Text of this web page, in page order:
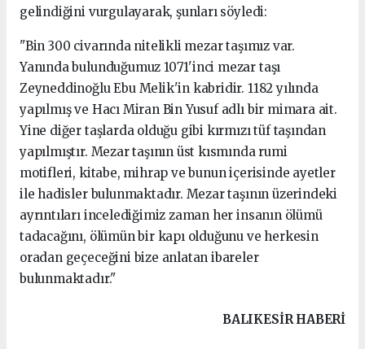
gelindiğini vurgulayarak, şunları söyledi:
"Bin 300 civarında nitelikli mezar taşımız var.
Yanında bulunduğumuz 1071'inci mezar taşı
Zeyneddinoğlu Ebu Melik'in kabridir. 1182 yılında
yapılmış ve Hacı Miran Bin Yusuf adlı bir mimara ait.
Yine diğer taşlarda olduğu gibi kırmızı tüf taşından
yapılmıştır. Mezar taşının üst kısmında rumi
motifleri, kitabe, mihrap ve bunun içerisinde ayetler
ile hadisler bulunmaktadır. Mezar taşının üzerindeki
ayrıntıları incelediğimiz zaman her insanın ölümü
tadacağını, ölümün bir kapı olduğunu ve herkesin
oradan geçeceğini bize anlatan ibareler
bulunmaktadır."
BALIKESIR HABERİ